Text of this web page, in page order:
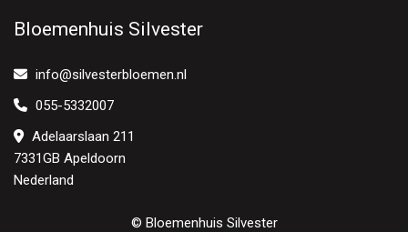
Bloemenhuis Silvester
info@silvesterbloemen.nl
055-5332007
Adelaarslaan 211
7331GB Apeldoorn
Nederland
© Bloemenhuis Silvester